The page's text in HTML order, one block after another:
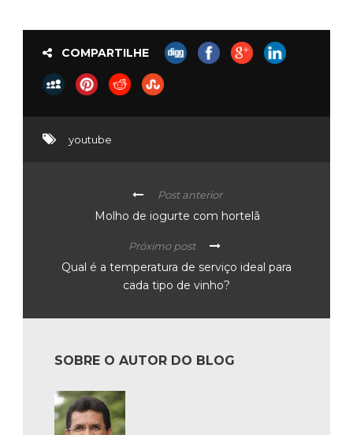
COMPARTILHE
youtube
Post anterior
Molho de iogurte com hortelã
Próximo post
Qual é a temperatura de serviço ideal para
cada tipo de vinho?
SOBRE O AUTOR DO BLOG